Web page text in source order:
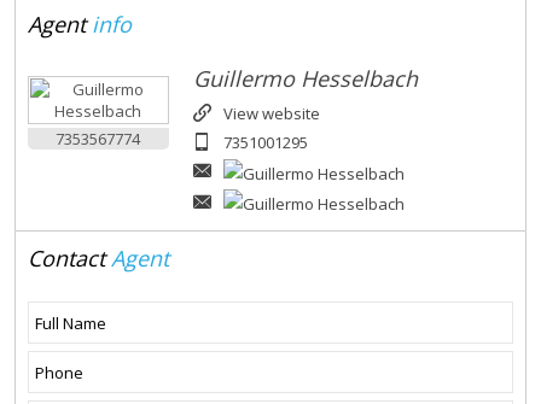
Agentinfo
7353567774
Guillermo Hesselbach
View website
7351001295
ContactAgent